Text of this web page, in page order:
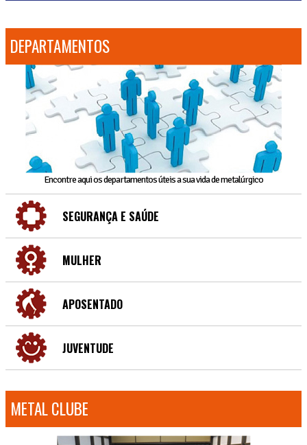
DEPARTAMENTOS
Encontre aqui os departamentos úteis a sua vida de metalúrgico
SEGURANÇA E SAÚDE
MULHER
APOSENTADO
JUVENTUDE
METAL CLUBE